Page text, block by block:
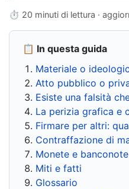
⏱ 20 minuti di lettura ·
📋 In questa guida
Materiale o
Atto pubblico o
Esiste una falsità
La perizia grafica e
Firmare per altri:
Contraffazione di
Monete e banconote
Miti e fatti
Glossario